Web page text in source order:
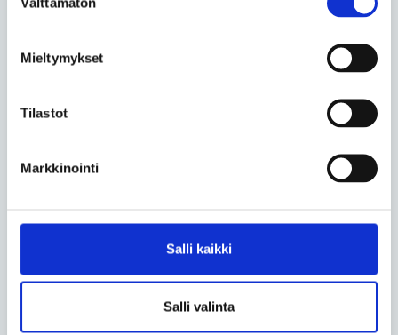
valinta
Mieltymykset
Tilastot
Markkinointi
Salli kaikki
Salli valinta
Kommentoi
Nimi *